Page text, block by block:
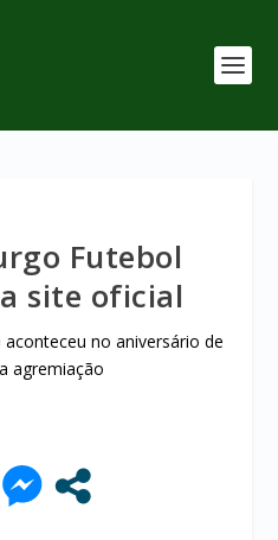
Futebol
site oficial
no aniversário de
agremiação